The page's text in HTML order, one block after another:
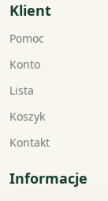
Klient
Pomoc
Konto
Lista
Koszyk
Kontakt
Informacje